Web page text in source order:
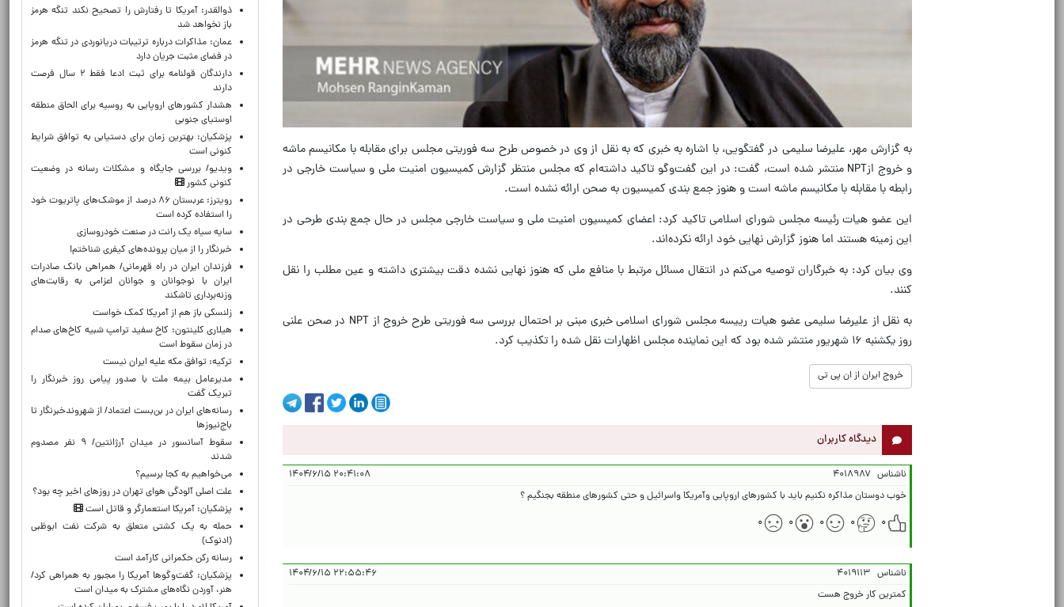
به گزارش مهر، علیرضا سلیمی در گفتگویی، با اشاره به خبری که به نقل از وی در خصوص طرح سه فوریتی مجلس برای مقابله با مکانیسم ماشه
و خروج ازNPT منتشر شده است، گفت: در این گفت‎‌وگو تاکید داشته‌ام که مجلس منتظر گزارش کمیسیون امنیت ملی و سیاست خارجی در
رابطه با مقابله با مکانیسم ماشه است و هنوز جمع بندی کمیسیون به صحن ارائه نشده است.
این عضو هیات رئیسه مجلس شورای اسلامی تاکید کرد: اعضای کمیسیون امنیت ملی و سیاست خارجی مجلس در حال جمع بندی طرحی در
این زمینه هستند اما هنوز گزارش نهایی خود ارائه نکرده‌اند.
وی بیان کرد: به خبرگاران توصیه می‌کنم در انتقال مسائل مرتبط با منافع ملی که هنوز نهایی نشده دقت بیشتری داشته و عین مطلب را نقل
کنند.
به نقل از علیرضا سلیمی عضو هیات رییسه مجلس شورای اسلامی خبری مبنی بر احتمال بررسی سه فوریتی طرح خروج از NPT در صحن علنی
روز یکشنبه ۱۶ شهریور منتشر شده بود که این نماینده مجلس اظهارات نقل شده را تکذیب کرد.
خروج ایران از ان پی تی
دیدگاه کاربران
ناشناس ۴۰۱۸۹۸۷
۲۰:۴۱:۰۸ ۱۴۰۴/۶/۱۵
خوب دوستان مذاکره نکنیم باید با کشورهای اروپایی وآمریکا واسرائیل و حتی کشورهای منطقه بجنگیم ؟
۰
۰ ۰ ۰ ۰
ناشناس ۴۰۱۹۱۱۳
۲۲:۵۵:۴۶ ۱۴۰۴/۶/۱۵
کمترین کار خروج هست
ذوالقدر: آمریکا تا رفتارش را تصحیح نکند تنگه هرمز
باز نخواهد شد
عمان: مذاکرات درباره ترتیبات دریانوردی در تنگه هرمز
در فضای مثبت جریان دارد
دارندگان قولنامه برای ثبت ادعا فقط ۲ سال فرصت
دارند
هشدار کشورهای اروپایی به روسیه برای الحاق منطقه
اوستیای جنوبی
پزشکیان‌: بهترین زمان برای دستیابی به توافق شرایط
کنونی است
ویدیو/ بررسی جایگاه و مشکلات رسانه در وضعیت
کنونی کشور
رویترز: عربستان ۸۶ درصد از موشک‌های پاتریوت خود
را استفاده کرده است
سایه سیاه یک رانت در صنعت خودروسازی
خبرنگار را از میان پرونده‌های کیفری شناختم!
​فرزندان ایران در راه قهرمانی/ همراهی بانک صادرات
ایران با نوجوانان و جوانان اعزامی به رقابت‌های
وزنه‌برداری تاشکند
زلنسکی باز هم از آمریکا کمک خواست
هیلاری کلینتون: کاخ سفید ترامپ شبیه کاخ‌های صدام
در زمان سقوط است
ترکیه: توافق مکه علیه ایران نیست
مدیرعامل بیمه ملت با صدور پیامی روز خبرنگار را
تبریک گفت
رسانه‌های ایران در بن‌بست اعتماد/ از شهروندخبرنگار تا
باج‌نیوزها
سقوط آسانسور در میدان آرژانتین/ ۹ نفر مصدوم
شدند
می‌خواهیم به کجا برسیم؟
علت اصلی آلودگی هوای تهران در روزهای اخیر چه بود؟
پزشکیان: آمریکا استعمارگر و قاتل است
حمله به یک کشتی متعلق به شرکت نفت ابوظبی
(ادنوک)
رسانه رکن حکمرانی کارآمد است
پزشکیان: گفت‌وگوها آمریکا را مجبور به همراهی کرد/
هنر، آوردن نگاه‌های مشترک به میدان است